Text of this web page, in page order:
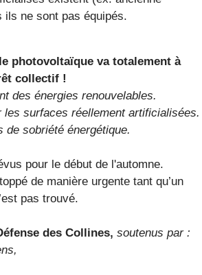
ils ne sont pas équipés.
photovoltaïque va totalement à
collectif !
des énergies renouvelables.
les surfaces réellement artificialisées.
de sobriété énergétique.
pour le début de l'automne.
de manière urgente tant qu’un
pas trouvé.
des Collines, soutenus par :